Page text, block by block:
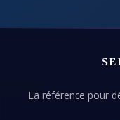
La référence pour